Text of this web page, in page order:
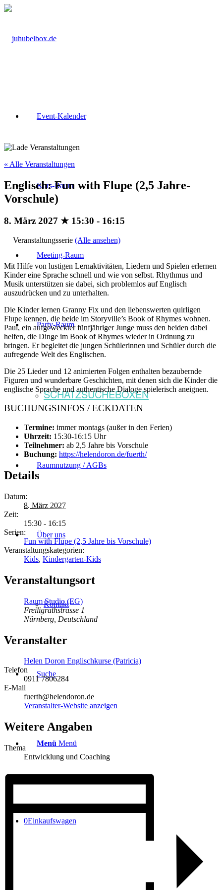
Event-Kalender
Kurs-Raum
Meeting-Raum
Party-Raum
SCHATZSUCHEBOXEN
Raumnutzung / AGBs
Über uns
Kontakt
Suche
Menü Menü
0Einkaufswagen
« Alle Veranstaltungen
Englisch: Fun with Flupe (2,5 Jahre-
Vorschule)
8. März 2027 ★ 15:30 - 16:15
Veranstaltungsserie (Alle ansehen)
Mit Hilfe von lustigen Lernaktivitäten, Liedern und Spielen erlernen
Kinder eine Sprache schnell und wie von selbst. Rhythmus und
Musik unterstützen sie dabei, sich problemlos auf Englisch
auszudrücken und zu unterhalten.
Die Kinder lernen Granny Fix und den liebenswerten quirligen
Flupe kennen, die beide im Storyville’s Book of Rhymes wohnen.
Paul, ein aufgeweckter fünfjähriger Junge muss den beiden dabei
helfen, die Dinge im Book of Rhymes wieder in Ordnung zu
bringen. Er begleitet die jungen Schülerinnen und Schüler durch die
aufregende Welt des Englischen.
Die 25 Lieder und 12 animierten Folgen enthalten bezaubernde
Figuren und wunderbare Geschichten, mit denen sich die Kinder die
englische Sprache und authentische Dialoge spielerisch aneignen.
BUCHUNGSINFOS / ECKDATEN
Termine: immer montags (außer in den Ferien)
Uhrzeit: 15:30-16:15 Uhr
Teilnehmer: ab 2,5 Jahre bis Vorschule
Buchung: https://helendoron.de/fuerth/
Details
Datum:
8. März 2027
Zeit:
15:30 - 16:15
Serien:
Fun with Flupe (2,5 Jahre bis Vorschule)
Veranstaltungskategorien:
Kids, Kindergarten-Kids
Veranstaltungsort
Raum Studio (EG)
Freiligrathstrasse 1
Nürnberg Deutschland
Veranstalter
Helen Doron Englischkurse (Patricia)
Telefon
0911 7806284
E-Mail
fuerth@helendoron.de
Veranstalter-Website anzeigen
Weitere Angaben
Thema
Entwicklung und Coaching